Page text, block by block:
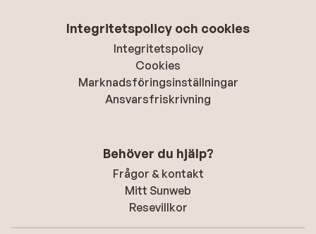
Integritetspolicy och cookies
Integritetspolicy
Cookies
Marknadsföringsinställningar
Ansvarsfriskrivning
Behöver du hjälp?
Frågor & kontakt
Mitt Sunweb
Resevillkor